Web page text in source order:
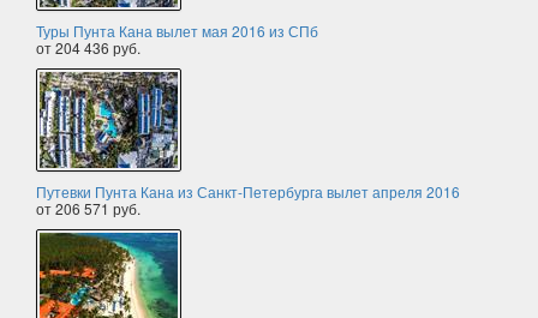
Туры Пунта Кана вылет мая 2016 из СПб
от 204 436 руб.
Путевки Пунта Кана из Санкт-Петербурга вылет апреля 2016
от 206 571 руб.